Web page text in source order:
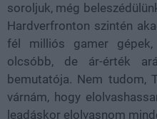
soroljuk, még
Hardverfronton szintén
fél milliós gamer
olcsóbb, de ár-érték
bemutatója. Nem tudom,
várnám, hogy
leadáskor elolvasnom